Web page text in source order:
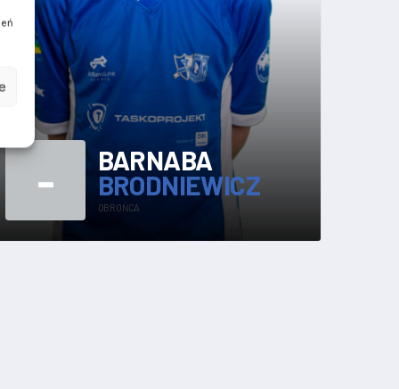
- BARNABA
BRODNIEWICZ
OBROŃCA